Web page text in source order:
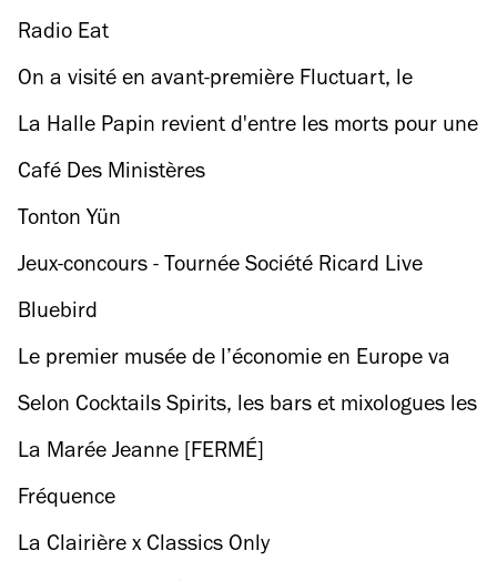
alias Obey va avoir lieu fin juin !
Radio Eat
On a visité en avant-première Fluctuart, le
premier centre d’art urbain flottant au monde !
La Halle Papin revient d'entre les morts pour une
ultime saison !
Café Des Ministères
Tonton Yün
Jeux-concours - Tournée Société Ricard Live
Music 2019
Bluebird
Le premier musée de l’économie en Europe va
ouvrir ses portes à Paris
Selon Cocktails Spirits, les bars et mixologues les
plus influents de Paris sont...
La Marée Jeanne [FERMÉ]
Fréquence
La Clairière x Classics Only